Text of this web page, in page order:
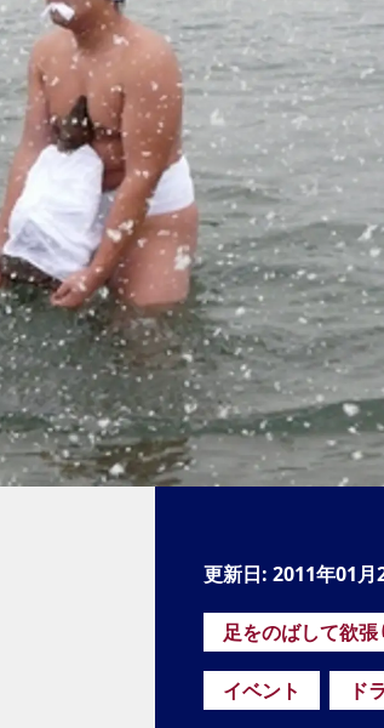
更新日: 2011年01月
足をのばして欲張
イベント ド